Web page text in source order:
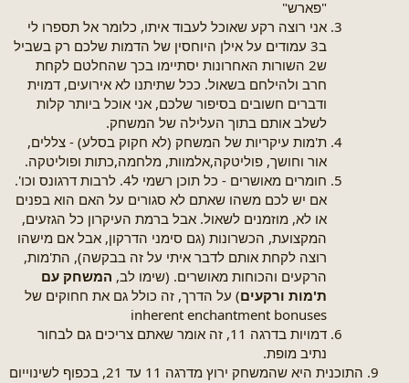
"פארש"
אני רוצה רקע שאוכל לעבוד איתו, כלומר אל תספרו לי
ב3 עמודים על אילן היוחסין של הדמות שלכם רק בשביל
ש2 השורות האחרונות יסתיימו בכך שהחלטם לקחת
חרב ולהילחם בשאול. ככל שתיתנו לא אירועים, דמוית
ודברים חשובים בסיפור שלכם, אני אוכל ביותר קלות
לשלב אותם בתוך העלילה של המשחק.
ת'מות עיקריות של המשחק (לא חקוק בסלע) - צללים,
אור וחושך, פוליטקה,אלמוות, מלחמה,כתות ופוליטקה.
חומרים מאושרים - כל תוכן רשמי ל4. לרבות דרגונס וכו'.
אם יש לכם משהו שאתם לא סגורים על האם הוא בפנים
או לא, מוזמנים לשאול. אבל ברמת העיקרון כל הגזעים,
המקצועת, הכשרונות (גם סימני הדרקון, אבל אם מישהו
רוצה לקחת אותם לדבר איתי על זה בבקשה), הת'מות,
הרקעים והכוחות מאושרים. (שימו לב, המשחק עם
ת'מות ורקעים) על הדרך, זה כולל גם את חחוקים של
inherent enchantment bonuses
דמויות בדרגה 11, זה אומר שאתם צריכים גם לבחור
נתיב מופת.
התוכנית היא שהמשחק ירוץ מדרגה 11 עד 21, בכפוף לשינוייום